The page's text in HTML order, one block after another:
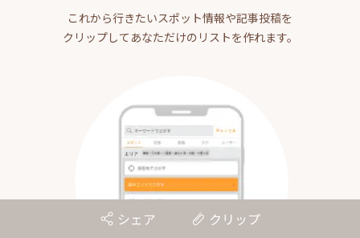
これから行きたいスポット情報や記事投稿を
クリップしてあなただけのリストを作れます。
シェア クリップ